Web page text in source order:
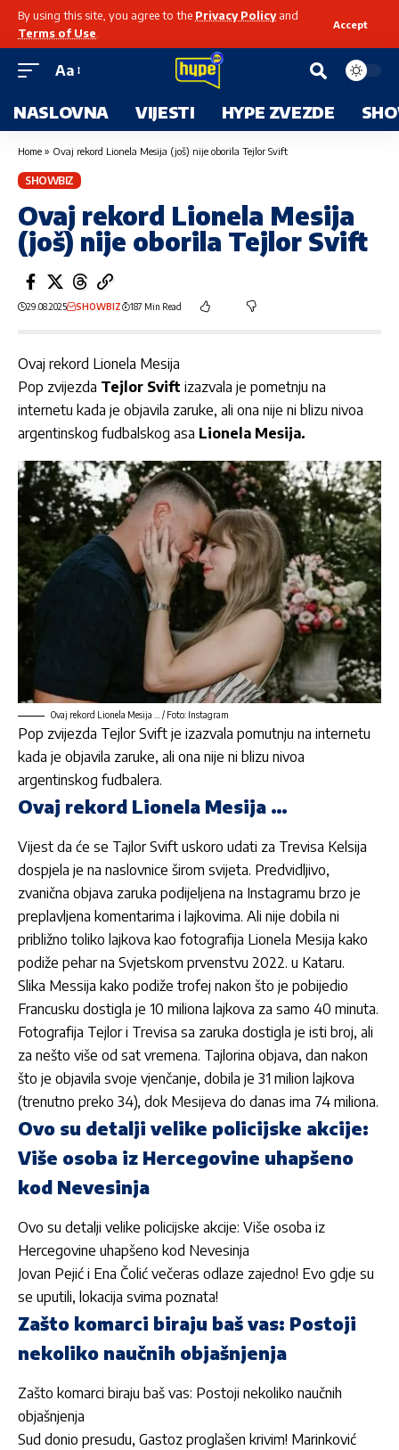
By using this site, you agree to the Privacy Policyand
Terms of Use
Accept
Aa
NASLOVNA VIJESTI HYPE ZVEZDE
Home » Ovaj rekord Lionela Mesija (još) nije oborila Tejlor Svift
SHOWBIZ
Ovaj rekord Lionela Mesija
(još) nije oborila Tejlor Svift
29.08.2025 SHOWBIZ 187 Min Read
Ovaj rekord Lionela Mesija
Pop zvijezda Tejlor Svift izazvala je pometnju na
internetu kada je objavila zaruke, ali ona nije ni blizu nivoa
argentinskog fudbalskog asa Lionela Mesija.
Ovaj rekord Lionela Mesija … / Foto: Instagram
Pop zvijezda Tejlor Svift je izazvala pomutnju na internetu
kada je objavila zaruke, ali ona nije ni blizu nivoa
argentinskog fudbalera.
Ovaj rekord Lionela Mesija …
Vijest da će se Tajlor Svift uskoro udati za Trevisa Kelsija
dospjela je na naslovnice širom svijeta. Predvidljivo,
zvanična objava zaruka podijeljena na Instagramu brzo je
preplavljena komentarima i lajkovima. Ali nije dobila ni
približno toliko lajkova kao fotografija Lionela Mesija kako
podiže pehar na Svjetskom prvenstvu 2022. u Kataru.
Slika Messija kako podiže trofej nakon što je pobijedio
Francusku dostigla je 10 miliona lajkova za samo 40 minuta.
Fotografija Tejlor i Trevisa sa zaruka dostigla je isti broj, ali
za nešto više od sat vremena. Tajlorina objava, dan nakon
što je objavila svoje vjenčanje, dobila je 31 milion lajkova
(trenutno preko 34), dok Mesijeva do danas ima 74 miliona.
Ovo su detalji velike policijske akcije:
Više osoba iz Hercegovine uhapšeno
kod Nevesinja
Ovo su detalji velike policijske akcije: Više osoba iz
Hercegovine uhapšeno kod Nevesinja
Jovan Pejić i Ena Čolić večeras odlaze zajedno! Evo gdje su
se uputili, lokacija svima poznata!
Zašto komarci biraju baš vas: Postoji
nekoliko naučnih objašnjenja
Zašto komarci biraju baš vas: Postoji nekoliko naučnih
objašnjenja
Sud donio presudu, Gastoz proglašen krivim! Marinković